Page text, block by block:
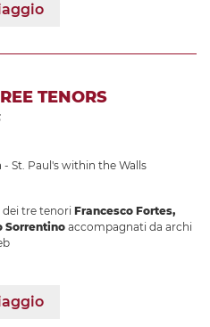
TENORS
St. Paul's within the Walls
dei tre tenori Francesco Fortes,
Sorrentino accompagnati da archi